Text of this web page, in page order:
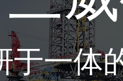
于一体